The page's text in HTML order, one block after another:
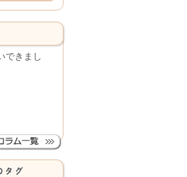
できまし